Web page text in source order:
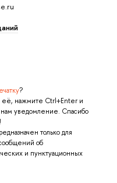
?
её, нажмите Ctrl+Enter и
нам уведомление. Спасибо
только для
об
и пунктуационных